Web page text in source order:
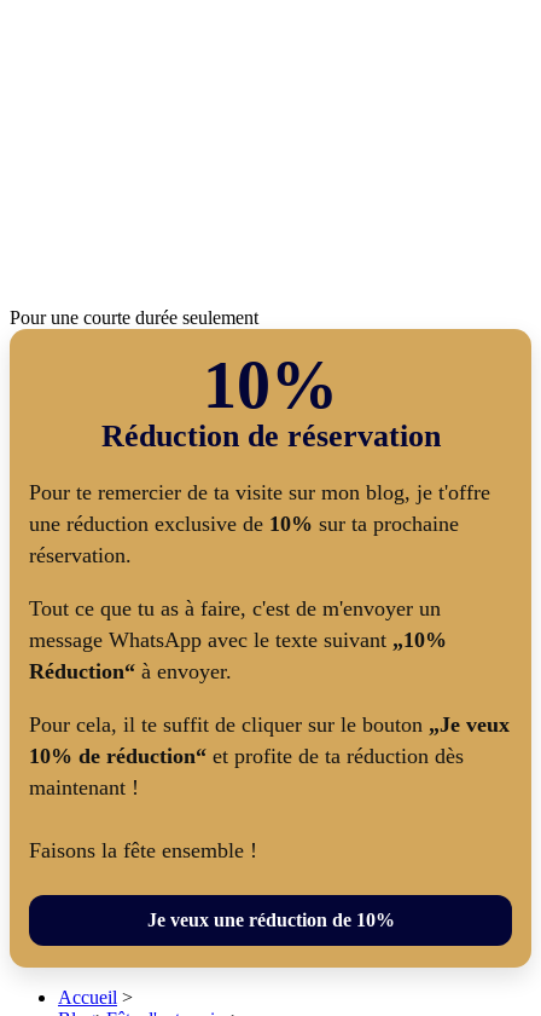
Pour une courte durée seulement
10%
Réduction de réservation
Pour te remercier de ta visite sur mon blog, je t'offre
une réduction exclusive de 10% sur ta prochaine
réservation.
Tout ce que tu as à faire, c'est de m'envoyer un
message WhatsApp avec le texte suivant „10%
Réduction“ à envoyer.
Pour cela, il te suffit de cliquer sur le bouton „Je veux
10% de réduction“ et profite de ta réduction dès
maintenant !
Faisons la fête ensemble !
Je veux une réduction de 10%
Accueil >